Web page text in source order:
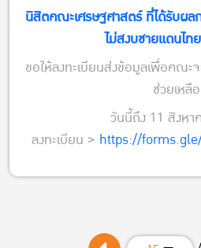
นิสิตคณะเศรษฐศาสตร์ ที่ได้รับผล
ไม่สงบชายแดนไ
ขอให้ลงทะเบียนส่งข้อมูลเพื่อคณะ
ช่วยเหลือ
วันนี้ถึง 11 สิงหา
ลงทะเบียน > https://